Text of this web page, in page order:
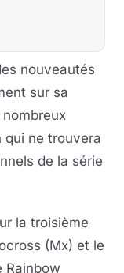
nouveautés
sur sa
ne trouvera
de la série
la troisième
(Mx) et le
Rainbow